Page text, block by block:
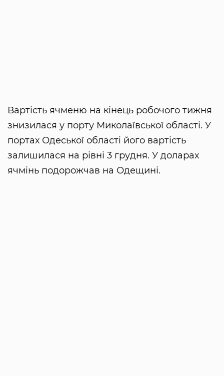
Вартість ячменю на кінець робочого тижня
знизилася у порту Миколаївської області. У
портах Одеської області його вартість
залишилася на рівні 3 грудня. У доларах
ячмінь подорожчав на Одещині.